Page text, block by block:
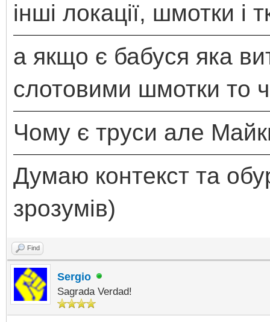
інші локації, шмотки і
а якщо є бабуся яка
слотовими шмотки то
Чому є труси але
Думаю контекст та
зрозумів)
Find
Sergio
Sagrada Verdad!